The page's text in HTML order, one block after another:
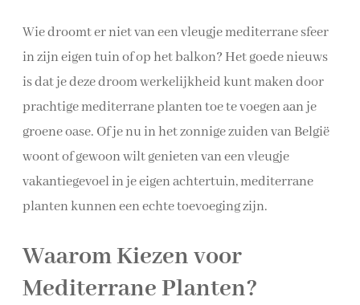
Wie droomt er niet van een vleugje mediterrane sfeer
in zijn eigen tuin of op het balkon? Het goede nieuws
is dat je deze droom werkelijkheid kunt maken door
prachtige mediterrane planten toe te voegen aan je
groene oase. Of je nu in het zonnige zuiden van België
woont of gewoon wilt genieten van een vleugje
vakantiegevoel in je eigen achtertuin, mediterrane
planten kunnen een echte toevoeging zijn.
Waarom Kiezen voor
Mediterrane Planten?